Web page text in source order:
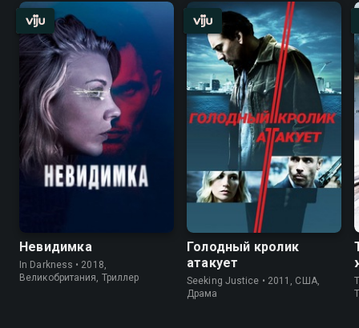
Невидимка
In Darkness • 2018,
Великобритания, Триллер
Голодный кролик
атакует
Seeking Justice • 2011, США,
Драма